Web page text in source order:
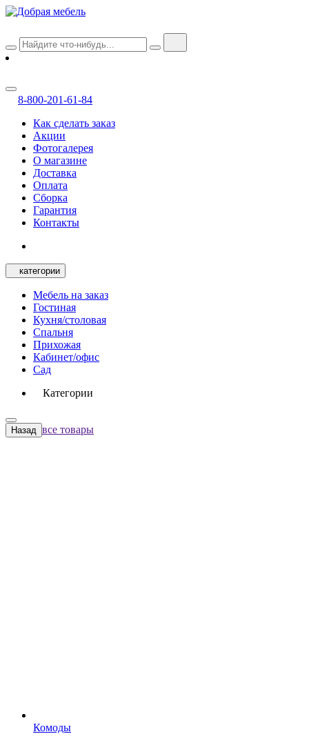
8-800-201-61-84
Как сделать заказ
Акции
Фотогалерея
О магазине
Доставка
Оплата
Сборка
Гарантия
Контакты
категории
Мебель на заказ
Гостиная
Кухня/столовая
Спальня
Прихожая
Кабинет/офис
Сад
Категории
Назад все товары
Комоды